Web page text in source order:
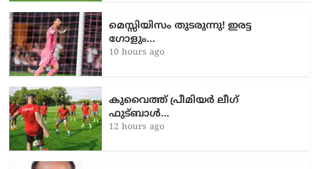
മെസ്സിയിസം തുടരുന്നു! ഇരട്ട
ഗോളും…
10 hours ago
കുവൈത്ത് പ്രീമിയർ ലീഗ്
ഫുട്ബാൾ…
12 hours ago